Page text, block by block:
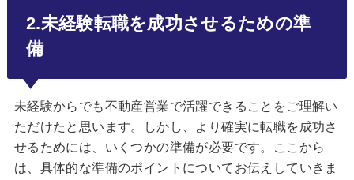
2.未経験転職を成功させるための準
備
未経験からでも不動産営業で活躍できることをご理解い
ただけたと思います。しかし、より確実に転職を成功さ
せるためには、いくつかの準備が必要です。ここから
は、具体的な準備のポイントについてお伝えしていきま